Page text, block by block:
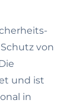
von
und ist
in